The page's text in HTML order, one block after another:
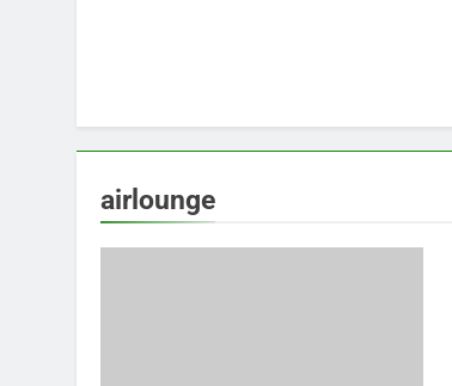
airlounge